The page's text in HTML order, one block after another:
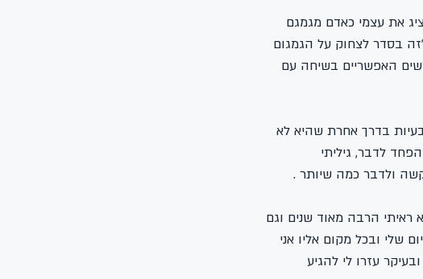
את עצמי כאדם מגמגם
בסדר לצחוק על הגמגום
האפשריים בשיחה עם
בדרך אחרת שהיא לא
לדבר, גיליתי
ולדבר כמה שיותר .
הרבה מאוד שנים וגם
שלי ובכל מקום אליו אני
עזרו לי להגיע